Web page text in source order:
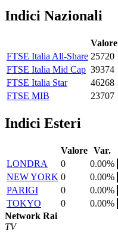
Indici Nazionali
Valore
FTSE Italia All-Share 25720
FTSE Italia Mid Cap 39374
FTSE Italia Star
46268
FTSE MIB
23707
Indici Esteri
Valore Var.
LONDRA
0
0.00%
NEW YORK 0
0.00%
PARIGI
0
0.00%
TOKYO
0
0.00%
Network Rai
TV